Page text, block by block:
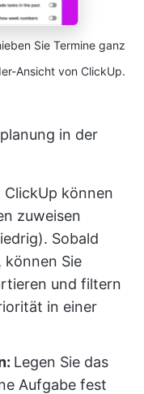
Sie Termine ganz
Ansicht von ClickUp.
in der
ClickUp können
zuweisen
Sobald
Sie
und filtern
in einer
Legen Sie das
Aufgabe fest